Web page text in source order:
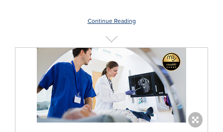
Continue Reading